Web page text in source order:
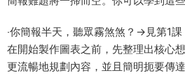
‧你簡報半天，聽眾霧煞煞？→見第1課
在開始製作圖表之前，先整理出核心
更流暢地規劃內容，並且簡明扼要傳達